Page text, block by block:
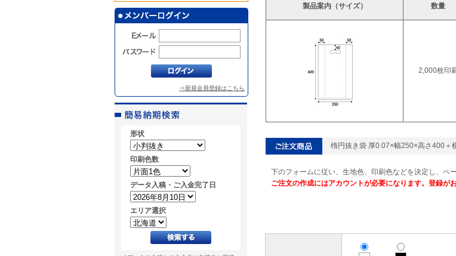
⇒新規会員登録はこちら
形状
印刷色数
データ入稿・ご入金完了日
エリア選択
製品案内（サイズ） 数量
2,000枚印
楕円抜き袋 厚0.07×幅250×高さ400＋
下のフォームに従い、生地色、印刷色などを決定し、ペ
ご注文の作成にはアカウントが必要になります。登録が